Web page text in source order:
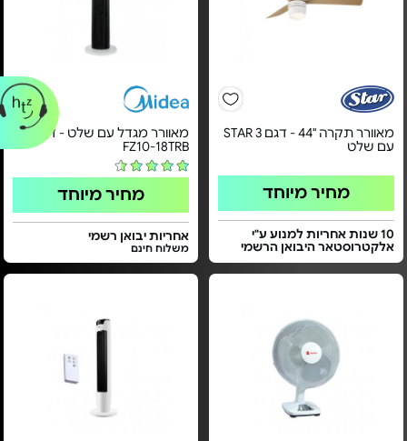
מאוורר תקרה "44 - דגם STAR 3
עם שלט
מחיר מיוחד
10 שנות אחריות למנוע ע"י
אלקטרוסטאר היבואן הרשמי
מאוורר מגדל עם שלט - דגם
FZ10-18TRB
מחיר מיוחד
אחריות יבואן רשמי
משלוח חינם